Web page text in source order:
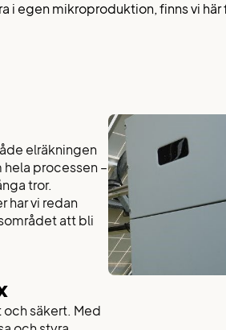
i egen mikroproduktion, finns vi
elräkningen
processen –
tror.
har vi redan
att bli
säkert. Med